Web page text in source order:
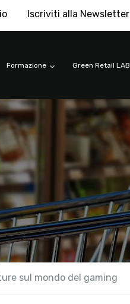
Iscriviti alla Newsletter
Formazione Green Retail LAB
sul mondo del gaming